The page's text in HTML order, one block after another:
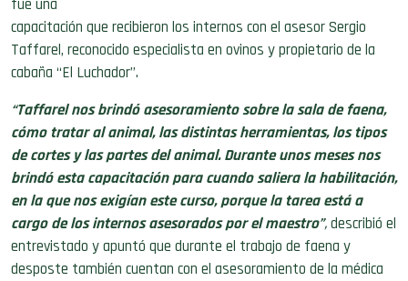
fue una
capacitación que recibieron los internos con el asesor Sergio
Taffarel, reconocido especialista en ovinos y propietario de la
cabaña “El Luchador”.
“Taffarel nos brindó asesoramiento sobre la sala de faena,
cómo tratar al animal, las distintas herramientas, los tipos
de cortes y las partes del animal. Durante unos meses nos
brindó esta capacitación para cuando saliera la habilitación,
en la que nos exigían este curso, porque la tarea está a
cargo de los internos asesorados por el maestro”,describió el
entrevistado y apuntó que durante el trabajo de faena y
desposte también cuentan con el asesoramiento de la médica